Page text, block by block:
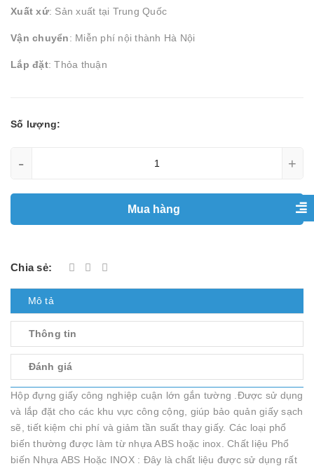
Xuất xứ: Sản xuất tại Trung Quốc
Vận chuyển: Miễn phí nội thành Hà Nội
Lắp đặt: Thỏa thuận
Số lượng:
- +
Mua hàng
Chia sẻ:
Mô tả
Thông tin
Đánh giá
Hộp đựng giấy công nghiệp cuận lớn gắn tường .Được sử dụng
và lắp đặt cho các khu vực công cộng, giúp bảo quản giấy sạch
sẽ, tiết kiệm chi phí và giảm tần suất thay giấy. Các loại phổ
biến thường được làm từ nhựa ABS hoặc inox. Chất liệu Phổ
biến Nhựa ABS Hoặc INOX : Đây là chất liệu được sử dụng rất